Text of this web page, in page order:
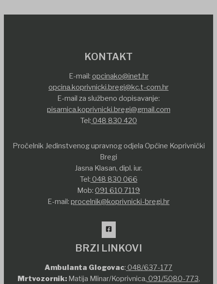
KONTAKT
E-mail: opcinako@inet.hr
opcina.koprivnicki.bregi@kc.t-com.hr
E-mail za službeno dopisavanje:
pisarnica.koprivnicki.bregi@gmail.com
Tel: 048 830 420
Pročelnik Jedinstvenog upravnog odjela Općine Koprivnički
Bregi
Jasna Klasan, dipl. iur.
Tel: 048 830 066
Mob: 091 610 7119
E-mail: procelnik@koprivnicki-bregi.hr
BRZI LINKOVI
Ambulanta Glogovac: 048/637-177
Mrtvozornik:Matija Mlinar/Koprivnica, 091/5080-773,